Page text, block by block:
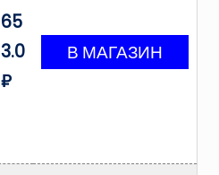
65
3.0
₽